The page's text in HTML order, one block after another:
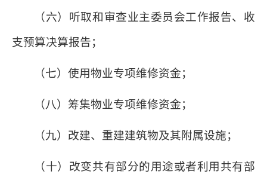
（六）听取和审查业主委员会工作报告、收
支预算决算报告；
（七）使用物业专项维修资金；
（八）筹集物业专项维修资金；
（九）改建、重建建筑物及其附属设施；
（十）改变共有部分的用途或者利用共有部